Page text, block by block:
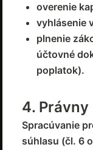
overenie
vyhlásenie
plnenie
účtovné
poplatok).
4. Právny
Spracúvanie
súhlasu (čl. 6